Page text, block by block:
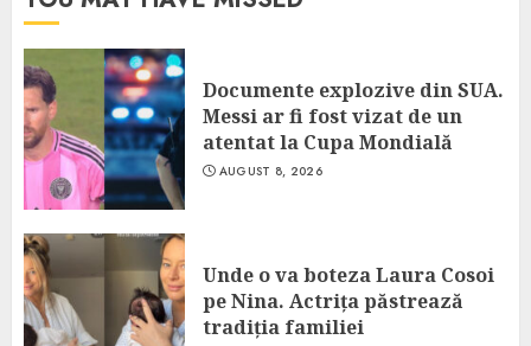
Documente explozive din SUA.
Messi ar fi fost vizat de un
atentat la Cupa Mondială
AUGUST 8, 2026
Unde o va boteza Laura Cosoi
pe Nina. Actrița păstrează
tradiția familiei